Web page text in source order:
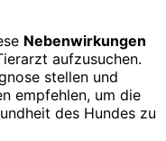
Nebenwirkungen
aufzusuchen.
stellen und
empfehlen, um die
des Hundes zu